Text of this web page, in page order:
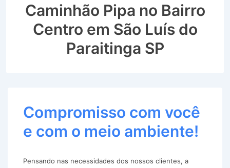
Caminhão Pipa no Bairro
Centro em São Luís do
Paraitinga SP
Compromisso com você
e com o meio ambiente!
Pensando nas necessidades dos nossos clientes, a